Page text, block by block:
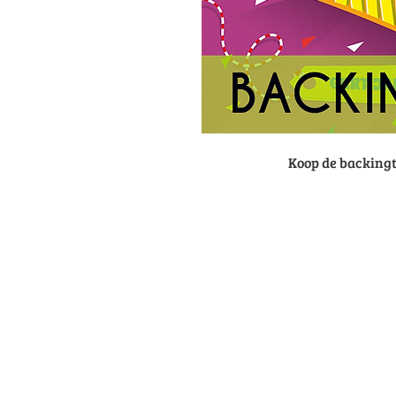
Koop de